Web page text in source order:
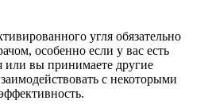
угля обязательно
особенно если у вас есть
или вы принимаете другие
с некоторыми